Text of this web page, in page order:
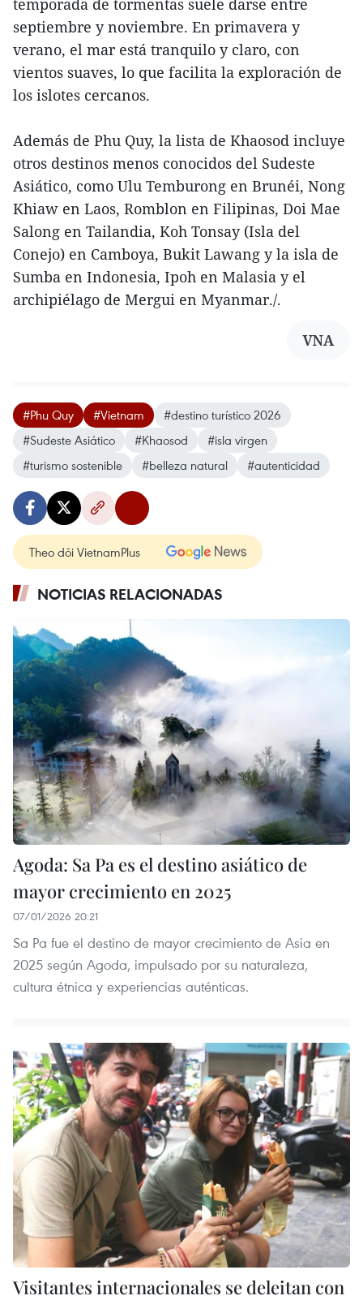
temporada de tormentas suele darse entre
septiembre y noviembre. En primavera y
verano, el mar está tranquilo y claro, con
vientos suaves, lo que facilita la exploración de
los islotes cercanos.
Además de Phu Quy, la lista de Khaosod incluye
otros destinos menos conocidos del Sudeste
Asiático, como Ulu Temburong en Brunéi, Nong
Khiaw en Laos, Romblon en Filipinas, Doi Mae
Salong en Tailandia, Koh Tonsay (Isla del
Conejo) en Camboya, Bukit Lawang y la isla de
Sumba en Indonesia, Ipoh en Malasia y el
archipiélago de Mergui en Myanmar./.
VNA
#Phu Quy #Vietnam
#destino turístico 2026
#Sudeste Asiático
#Khaosod
#isla virgen
#turismo sostenible
#belleza natural #autenticidad
Theo dõi VietnamPlus
NOTICIAS RELACIONADAS
Agoda: Sa Pa es el destino asiático de
mayor crecimiento en 2025
07/01/2026 20:21
Sa Pa fue el destino de mayor crecimiento de Asia en
2025 según Agoda, impulsado por su naturaleza,
cultura étnica y experiencias auténticas.
Visitantes internacionales se deleitan con